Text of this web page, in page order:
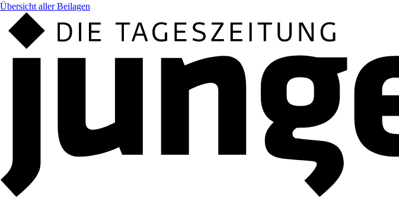
Übersicht aller Beilagen